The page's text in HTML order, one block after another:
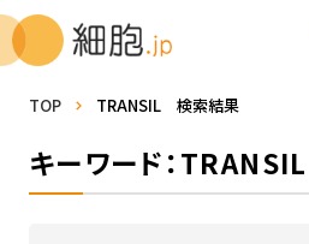
TOP TRANSIL 検索結果
キーワード：TRANSIL